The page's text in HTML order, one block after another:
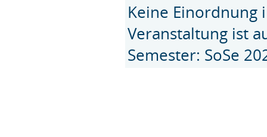
Keine Einordnung
Veranstaltung ist
Semester: SoSe